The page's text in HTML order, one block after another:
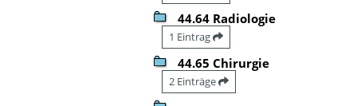
44.64 Radiologie
1 Eintrag
44.65 Chirurgie
2 Einträge